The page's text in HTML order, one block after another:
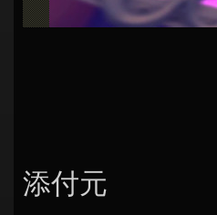
添付元